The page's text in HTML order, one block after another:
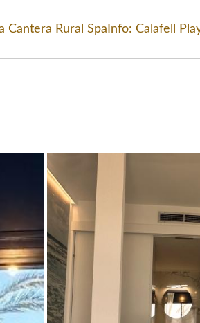
piscina
Cantera Rural Spa Info: Calafell